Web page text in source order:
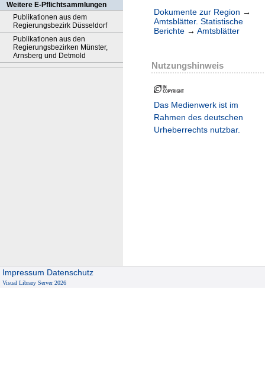
Weitere E-Pflichtsammlungen
Publikationen aus dem
Regierungsbezirk Düsseldorf
Publikationen aus den
Regierungsbezirken Münster,
Arnsberg und Detmold
Dokumente zur Region →
Amtsblätter. Statistische
Berichte → Amtsblätter
Nutzungshinweis
Das Medienwerk ist im
Rahmen des deutschen
Urheberrechts nutzbar.
Impressum Datenschutz
Visual Library Server 2026